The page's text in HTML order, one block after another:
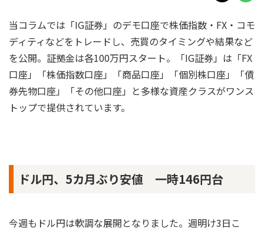
当コラムでは「IG証券」のデモ口座で株価指数・FX・コモ
ディティなどをトレードし、売買のタイミングや結果など
を公開。証拠金は各100万円スタート。「IG証券」は「FX
口座」「株価指数口座」「商品口座」「個別株口座」「債
券先物口座」「その他口座」と多様な資産クラスがワンス
トップで提供されています。
ドル円、5カ月ぶり安値 一時146円台
今週もドル円は軟調な展開となりました。週明け3日こ